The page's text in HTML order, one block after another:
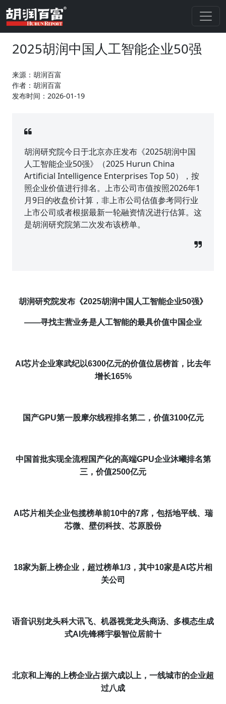
2025胡润中国人工智能企业50强
来源：胡润百富
作者：胡润百富
发布时间：2026-01-19
胡润研究院今日于北京亦庄发布《2025胡润中国
人工智能企业50强》（2025 Hurun China
Artificial Intelligence Enterprises Top 50），按
照企业价值进行排名。上市公司市值按照2026年1
月9日的收盘价计算，非上市公司估值参考同行业
上市公司或者根据最新一轮融资情况进行估算。这
是胡润研究院第二次发布该榜单。
胡润研究院发布《2025胡润中国人工智能企业50强》
——寻找主营业务是人工智能的最具价值中国企业
AI芯片企业寒武纪以6300亿元的价值位居榜首，比去年
增长165%
国产GPU第一股摩尔线程排名第二，价值3100亿元
中国首批实现全流程国产化的高端GPU企业沐曦排名第
三，价值2500亿元
AI芯片相关企业包揽榜单前10中的7席，包括地平线、瑞
芯微、壁仞科技、芯原股份
18家为新上榜企业， 超过榜单1/3，其中10家是AI芯片相
关公司
语音识别龙头科大讯飞、机器视觉龙头商汤、 多模态生成
式AI先锋稀宇极智位居前十
北京和上海的上榜企业占据六成以上，一线城市的企业超
过八成